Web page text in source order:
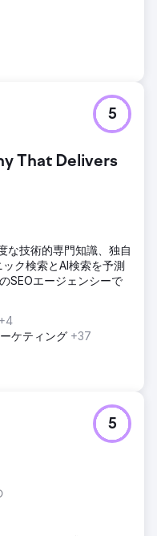
That Delivers
5
な技術的専門知識、独自
ク検索とAI検索を予測
SEOエージェンシーで
+4
ケティング +37
5